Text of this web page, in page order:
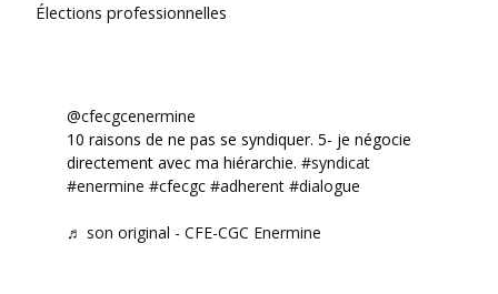
Élections professionnelles
@cfecgcenermine
10 raisons de ne pas se syndiquer. 5- je négocie
directement avec ma hiérarchie. #syndicat
#enermine #cfecgc #adherent #dialogue
♬ son original - CFE-CGC Enermine